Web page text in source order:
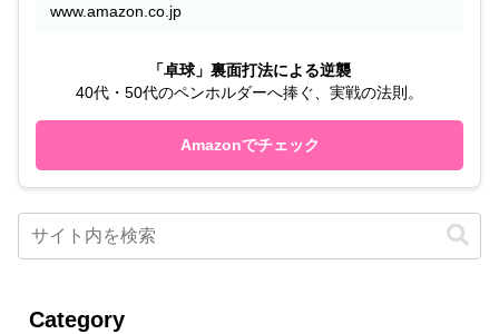
www.amazon.co.jp
「卓球」裏面打法による逆襲
40代・50代のペンホルダーへ捧ぐ、実戦の法則。
Amazonでチェック
Category